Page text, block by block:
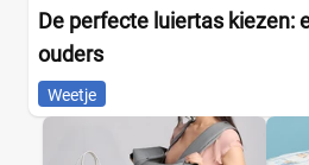
De perfecte luiertas kiezen:
ouders
Weetje